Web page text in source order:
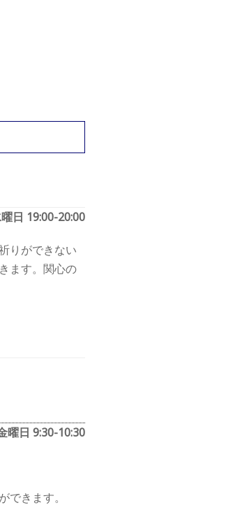
日 19:00-20:00
りができない
ます。関心の
曜日 9:30-10:30
きます。